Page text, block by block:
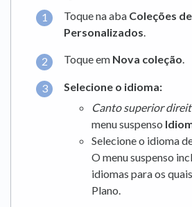
Toque na aba Coleções de
Personalizados
Toque em Nova coleção.
Selecione o idioma:
Canto superior
menu suspenso
Selecione o idioma
O menu suspenso
idiomas para os
Plano.